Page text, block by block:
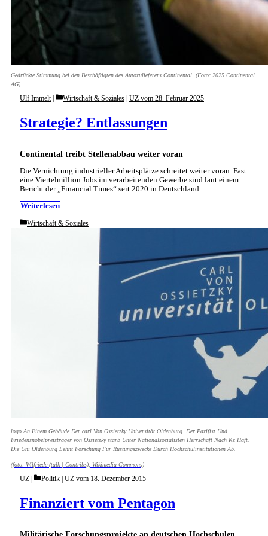
Gedrückte Stimmung bei den Beschäftigten des Autozulieferers Continental. (Foto: 2025 Continental
AG)
Continental treibt Stellenabbau weiter voran
Strategie? Entlassungen
Ulf Immelt Categories
Wirtschaft & Soziales | UZ vom 28. Februar 2025
Die Vernichtung industrieller Arbeitsplätze schreitet weiter vo­ran. Fast
eine Viertelmillion Jobs im verarbeitenden Gewerbe sind laut einem
Bericht der „Financial Times“ seit 2020 in Deutschland …
Weiterlesen
Categories
Wirtschaft & Soziales
logo An Einem Gebäude Der carl Von Ossietzky Universität Oldenburg. Der Pazifist Und
Friedensnobelpreisträger von Ossietzky starb Unter Nationalsozialisten Herrschaft Nach Kz Haft.
Die Uni Oldenburg Lehnt Forschung Für Rüstungszwecke Durch Hochschulinstitutionen Ab.
(foto: Wilfriedc (talk | Contribs), Wikimedia Commons)
Finanziert vom Pentagon
UZ Categories
Politik | UZ vom 18. Dezember 2015